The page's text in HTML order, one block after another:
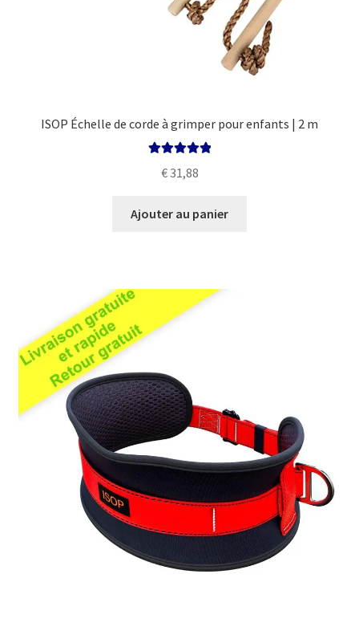
ISOP Échelle de corde à grimper pour enfants | 2 m
€31,88
Ajouter au panier